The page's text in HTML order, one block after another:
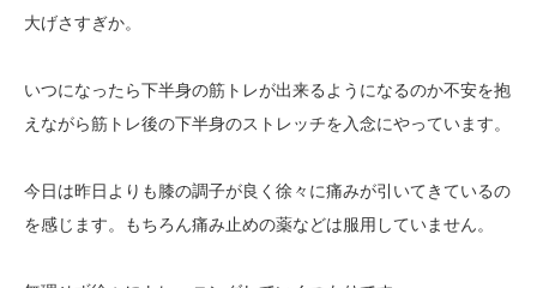
大げさすぎか。
いつになったら下半身の筋トレが出来るようになるのか不安を抱
えながら筋トレ後の下半身のストレッチを入念にやっています。
今日は昨日よりも膝の調子が良く徐々に痛みが引いてきているの
を感じます。もちろん痛み止めの薬などは服用していません。